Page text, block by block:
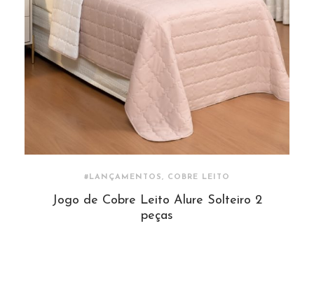
#LANÇAMENTOS, COBRE LEITO
Jogo de Cobre Leito Alure Solteiro 2
peças